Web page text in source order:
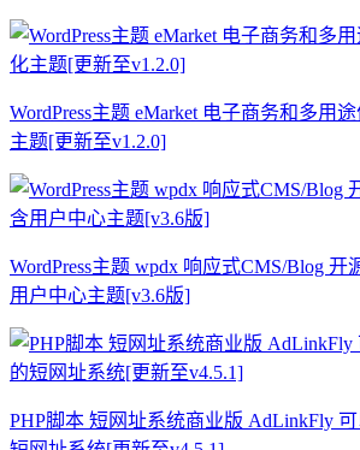
WordPress主题 eMarket 电子商务和多用
主题[更新至v1.2.0]
WordPress主题 wpdx 响应式CMS/Blog
用户中心主题[v3.6版]
PHP脚本 短网址系统商业版 AdLinkFly